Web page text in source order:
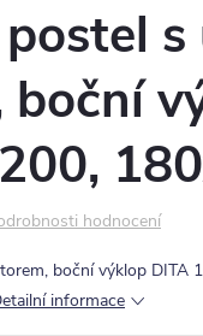
hodnocení
boční výklop DITA
informace